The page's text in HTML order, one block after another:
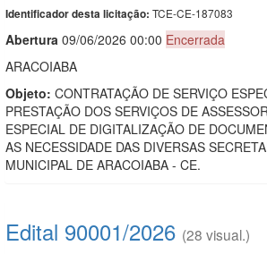
Identificador desta licitação: TCE-CE-187083
Abertura 09/06/2026 00:00 Encerrada
ARACOIABA
Objeto: CONTRATAÇÃO DE SERVIÇO
PRESTAÇÃO DOS SERVIÇOS DE
ESPECIAL DE DIGITALIZAÇÃO DE
AS NECESSIDADE DAS DIVERSAS
MUNICIPAL DE ARACOIABA - CE.
Edital 90001/2026 (28 visual.)